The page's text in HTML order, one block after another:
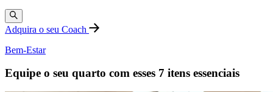
Adquira o seu Coach
Bem-Estar
Equipe o seu quarto com esses 7 itens essenciais